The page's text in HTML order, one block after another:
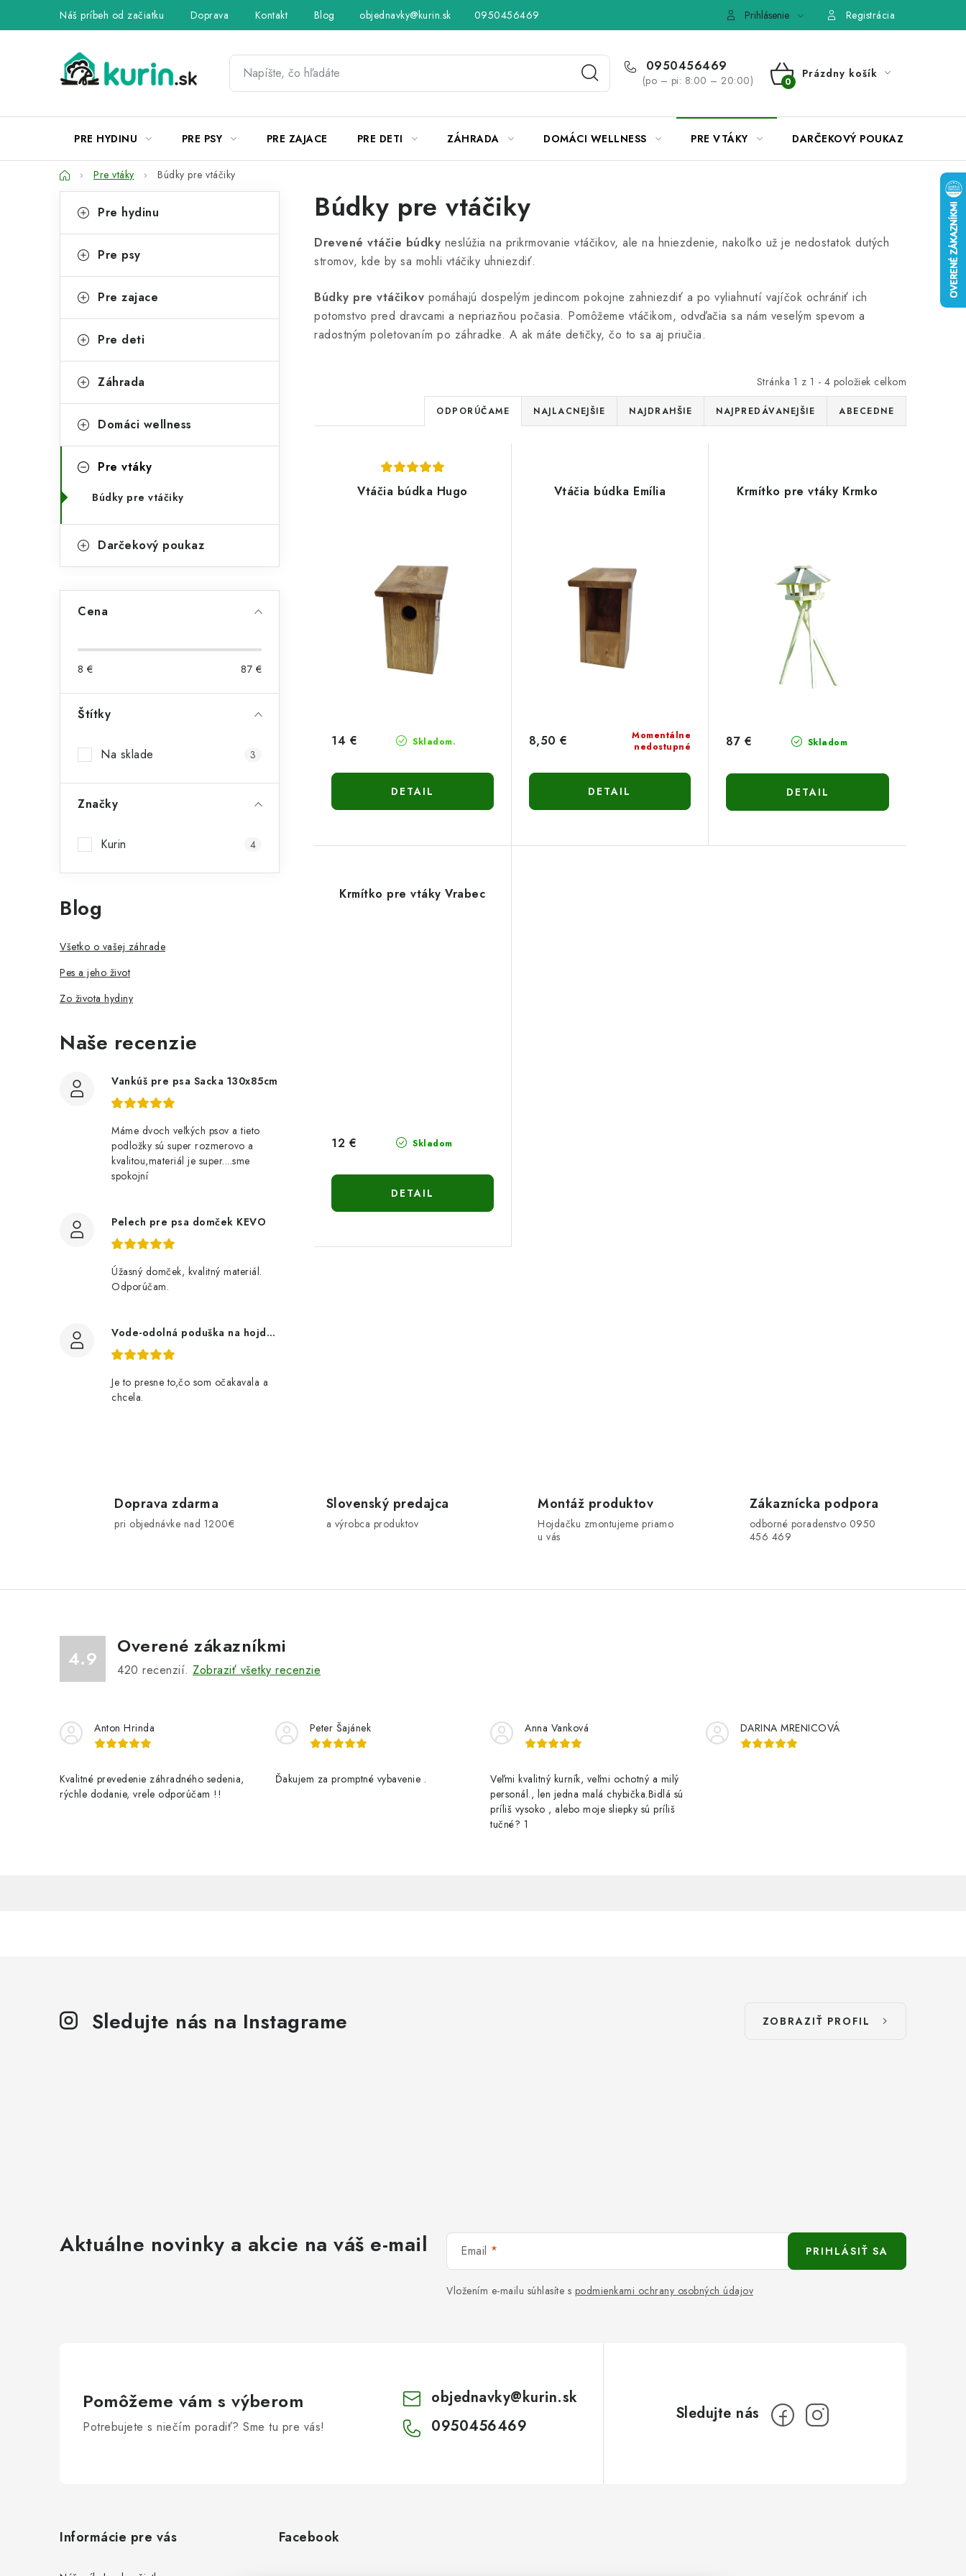
Náš príbeh od začiatku Doprava Kontakt Blog Hodnotenie obchodu Obchodné podmienky Pravidlá súťaží na Facebooku
objednavky@kurin.sk 0950456469 Prihlásenie Registrácia
0950456469
(po – pi: 8:00 – 20:00)
NÁKUPNÝ
KOŠÍK
Prázdny košík
PRE HYDINU PRE PSY PRE ZAJACE PRE DETI ZÁHRADA DOMÁCI WELLNESS PRE VTÁKY DARČEKOVÝ POUKAZ
DomovPre vtáky Búdky pre vtáčiky
o
n
ý
a
n
l
kategórie
a
e
ó
i
Pre hydinu
Pre psy
Pre zajace
Pre deti
Záhrada
Domáci wellness
Pre vtáky
Búdky pre vtáčiky
Darčekový poukaz
Cena
8 € 87 €
Štítky
Na sklade 3
Značky
Kurin 4
Blog
Všetko o vašej záhrade
Pes a jeho život
Zo života hydiny
Naše recenzie
Vankúš pre psa Sacka 130x85cm
Máme dvoch veľkých psov a tieto
podložky sú super rozmerovo a
kvalitou,materiál je super....sme
spokojní
Pelech pre psa domček KEVO
Úžasný domček, kvalitný materiál.
Odporúčam.
Vode-odolná poduška na hojdačku 180 cm- bordová
Je to presne to,čo som očakavala a
chcela.
Búdky pre vtáčiky
Drevené vtáčie búdky neslúžia na prikrmovanie vtáčikov, ale na hniezdenie, nakoľko už je nedostatok dutých
stromov, kde by sa mohli vtáčiky uhniezdiť.
Búdky pre vtáčikov pomáhajú dospelým jedincom pokojne zahniezdiť a po vyliahnutí vajíčok ochrániť ich
potomstvo pred dravcami a nepriazňou počasia. Pomôžeme vtáčikom, odvďačia sa nám veselým spevom a
radostným poletovaním po záhradke. A ak máte detičky, čo to sa aj priučia.
Stránka 1 z 1 - 4 položiek celkom
R
a
d
e
e
p
r
o
d
k
t
o
v
ODPORÚČAME NAJLACNEJŠIE NAJDRAHŠIE NAJPREDÁVANEJŠIE ABECEDNE
Vtáčia búdka Hugo
Skladom.
14 €
DETAIL
Vtáčia búdka Emília
Momentálne
nedostupné
8,50 €
DETAIL
Krmítko pre vtáky Krmko
Skladom
87 €
DETAIL
Krmítko pre vtáky Vrabec
Skladom
12 €
DETAIL
k
ý
p
s
u
Doprava zdarma
pri objednávke nad 1200€
Slovenský predajca
a výrobca produktov
Montáž produktov
Hojdačku zmontujeme priamo
u vás
Zákaznícka podpora
odborné poradenstvo 0950
456 469
4.9
Overené zákazníkmi
420 recenzií. Zobraziť všetky recenzie
Anton Hrinda
Kvalitné prevedenie záhradného sedenia,
rýchle dodanie, vrele odporúčam !!
Peter Šajánek
Ďakujem za promptné vybavenie .
Anna Vanková
Veľmi kvalitný kurník, veľmi ochotný a milý
personál., len jedna malá chybička.Bidlá sú
príliš vysoko , alebo moje sliepky sú príliš
tučné? 1
DARINA MRENICOVÁ
Sledujte nás na Instagrame ZOBRAZIŤ PROFIL
Aktuálne novinky a akcie na váš e-mail Email
Vložením e-mailu súhlasíte s podmienkami ochrany osobných údajov
PRIHLÁSIŤ SA
Pomôžeme vám s výberom
Potrebujete s niečím poradiť? Sme tu pre vás!
objednavky@kurin.sk
0950456469
Informácie pre vás Facebook